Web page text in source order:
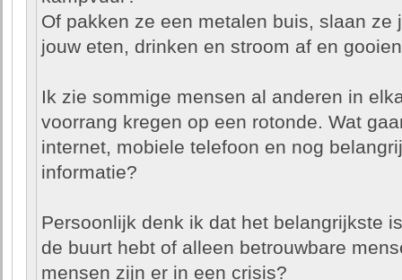
Of pakken ze een metalen buis, slaan ze
jouw eten, drinken en stroom af en
Ik zie sommige mensen al anderen in
voorrang kregen op een rotonde. Wat
internet, mobiele telefoon en nog
informatie?
Persoonlijk denk ik dat het belangrijkste
de buurt hebt of alleen betrouwbare
mensen zijn er in een crisis?